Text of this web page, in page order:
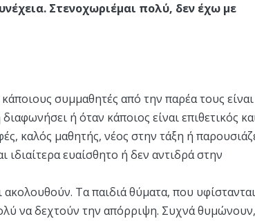
Στενοχωριέμαι πολύ, δεν έχω με
συμμαθητές από την παρέα τους είναι
ή όταν κάποιος είναι επιθετικός
καλός μαθητής, νέος στην τάξη ή
ιδιαίτερα ευαίσθητο ή δεν αντιδρά στην
ακολουθούν. Τα παιδιά θύματα, που υφίστανται
να δεχτούν την απόρριψη. Συχνά θυμώνουν,